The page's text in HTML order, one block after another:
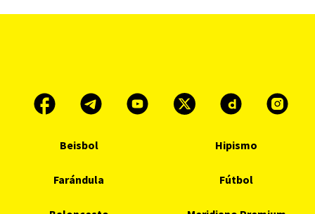
Beisbol Hipismo
Farándula Fútbol